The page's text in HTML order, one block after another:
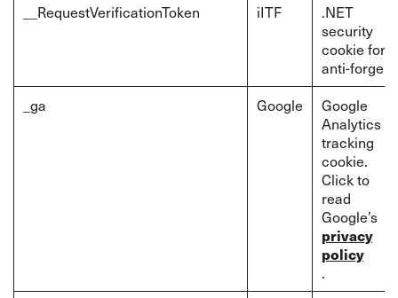
__RequestVerificationToken
iITF
.NET
security
cookie for
anti-forgery
_ga
Google
Google
Analytics
tracking
cookie.
Click to
read
Google’s
privacy
policy
.